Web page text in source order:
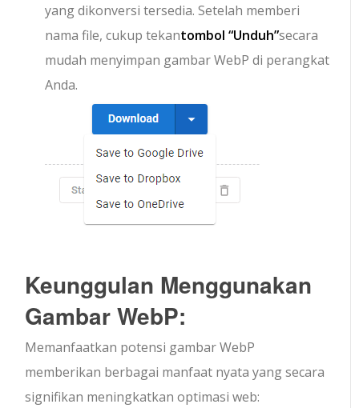
yang dikonversi tersedia. Setelah memberi
nama file, cukup tekantombol “Unduh”secara
mudah menyimpan gambar WebP di perangkat
Anda.
Keunggulan Menggunakan
Gambar WebP:
Memanfaatkan potensi gambar WebP
memberikan berbagai manfaat nyata yang secara
signifikan meningkatkan optimasi web: